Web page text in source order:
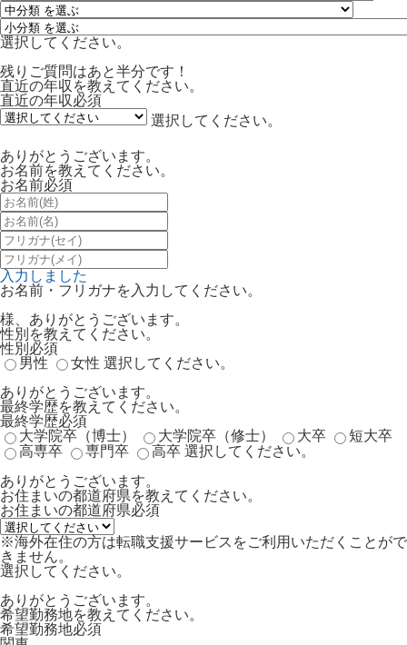
選択してください。
残りご質問はあと半分です！
直近の年収を教えてください。
直近の年収必須
選択してください。
ありがとうございます。
お名前を教えてください。
お名前必須
入力しました
お名前・フリガナを入力してください。
様、ありがとうございます。
性別を教えてください。
性別 必須
男性
女性 選択してください。
ありがとうございます。
最終学歴を教えてください。
最終学歴必須
大学院卒（博士）
大学院卒（修士） 大卒
短大卒
高専卒
専門卒 高卒 選択してください。
ありがとうございます。
お住まいの都道府県を教えてください。
お住まいの都道府県必須
※海外在住の方は転職支援サービスをご利用いただくことがで
きません。
選択してください。
ありがとうございます。
希望勤務地を教えてください。
希望勤務地必須